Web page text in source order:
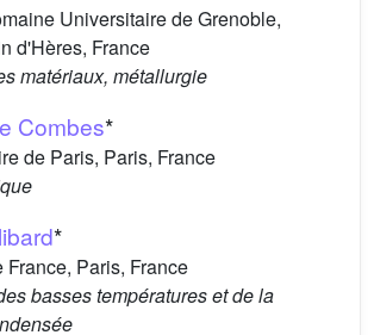
Universitaire de Grenoble,
d'Hères, France
matériaux, métallurgie
Combes*
de Paris, Paris, France
*
Paris, France
basses températures et de la